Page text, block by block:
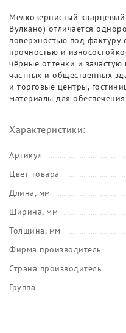
Мелкозернистый
Вулкано) отличается
поверхностью под фактуру
прочностью и
чёрные оттенки и
частных и общественных
и торговые центры,
материалы для
Характеристики:
Артикул
Цвет товара
Длина, мм
Ширина, мм
Толщина, мм
Фирма производитель
Страна производитель
Группа